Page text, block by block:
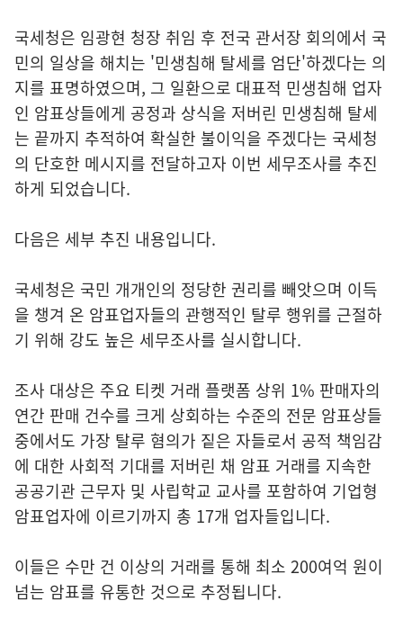
국세청은 임광현 청장 취임 후 전국 관서장 회의에서 국
민의 일상을 해치는 '민생침해 탈세를 엄단'하겠다는 의
지를 표명하였으며, 그 일환으로 대표적 민생침해 업자
인 암표상들에게 공정과 상식을 저버린 민생침해 탈세
는 끝까지 추적하여 확실한 불이익을 주겠다는 국세청
의 단호한 메시지를 전달하고자 이번 세무조사를 추진
하게 되었습니다.
다음은 세부 추진 내용입니다.
국세청은 국민 개개인의 정당한 권리를 빼앗으며 이득
을 챙겨 온 암표업자들의 관행적인 탈루 행위를 근절하
기 위해 강도 높은 세무조사를 실시합니다.
조사 대상은 주요 티켓 거래 플랫폼 상위 1% 판매자의
연간 판매 건수를 크게 상회하는 수준의 전문 암표상들
중에서도 가장 탈루 혐의가 짙은 자들로서 공적 책임감
에 대한 사회적 기대를 저버린 채 암표 거래를 지속한
공공기관 근무자 및 사립학교 교사를 포함하여 기업형
암표업자에 이르기까지 총 17개 업자들입니다.
이들은 수만 건 이상의 거래를 통해 최소 200여억 원이
넘는 암표를 유통한 것으로 추정됩니다.